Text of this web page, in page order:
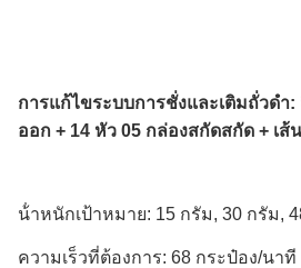
การแก้ไขระบบการชั่งและเติมถั่วดํ
ออก + 14 หัว 05 กล่องสกัดสกัด + เส้
น้ําหนักเป้าหมาย: 15 กรัม, 30 กรัม,
ความเร็วที่ต้องการ: 68 กระป๋อง/นาที